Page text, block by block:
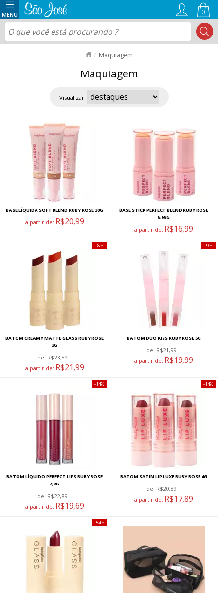
0
Maquiagem
Maquiagem
Visualizar:
BASE LÍQUIDA SOFT BLEND RUBY ROSE 30G
a partir de: R$20,99
BASE STICK PERFECT BLEND RUBY ROSE
6,68G
a partir de: R$16,99
BATOM CREAMY MATTE GLASS RUBY ROSE
3G
de: R$23,89
a partir de: R$21,99
8%
BATOM DUO KISS RUBY ROSE 5G
de: R$21,99
a partir de: R$19,99
9%
BATOM LÍQUIDO PERFECT LIPS RUBY ROSE
4,8G
de: R$22,89
a partir de: R$19,69
14%
BATOM SATIN LIP LUXE RUBY ROSE 4G
de: R$20,89
a partir de: R$17,89
14%
54%